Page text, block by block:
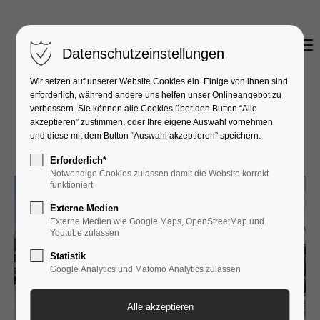
Datenschutzeinstellungen
Wir setzen auf unserer Website Cookies ein. Einige von ihnen sind
erforderlich, während andere uns helfen unser Onlineangebot zu
verbessern. Sie können alle Cookies über den Button “Alle
akzeptieren” zustimmen, oder Ihre eigene Auswahl vornehmen
und diese mit dem Button “Auswahl akzeptieren” speichern.
Erforderlich*
Notwendige Cookies zulassen damit die Website korrekt
funktioniert
Externe Medien
Externe Medien wie Google Maps, OpenStreetMap und
Youtube zulassen
Statistik
Google Analytics und Matomo Analytics zulassen